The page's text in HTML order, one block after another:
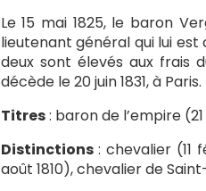
Le 15 mai 1825, le baron
lieutenant général qui lui
deux sont élevés aux frais
décède le 20 juin 1831, à Paris.
Titres: baron de l’empire
Distinctions: chevalier (11
août 1810), chevalier de